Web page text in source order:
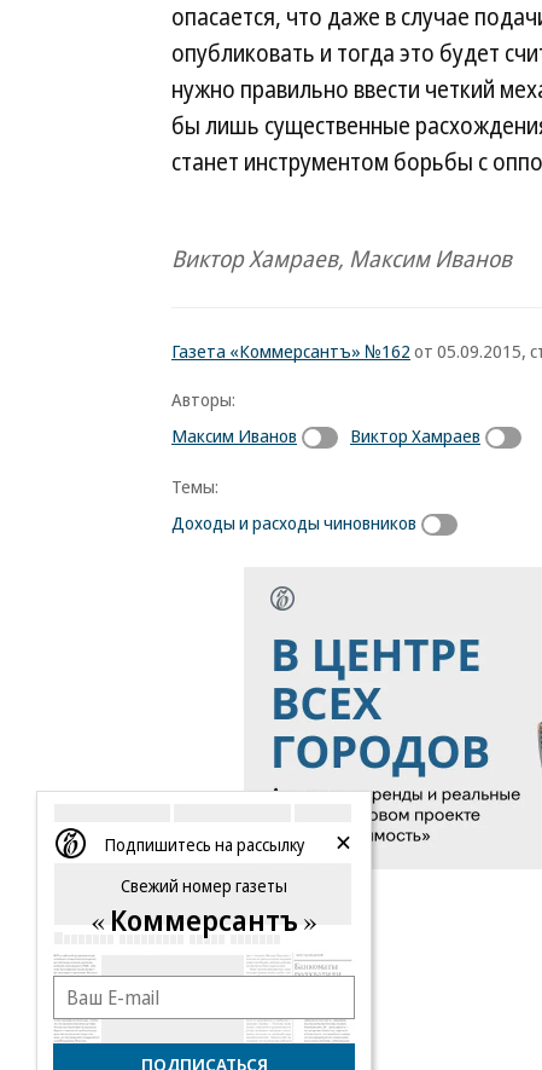
опасается, что даже в случае
опубликовать и тогда это будет
нужно правильно ввести четкий
бы лишь существенные
станет инструментом борьбы с
Виктор Хамраев, Максим Иванов
Газета «Коммерсантъ» №162 от 05.09.2015,
Авторы:
Максим Иванов
Виктор Хамраев
Темы:
Доходы и расходы чиновников
Подпишитесь на рассылку
Свежий номер газеты
Коммерсантъ
ПОДПИСАТЬСЯ